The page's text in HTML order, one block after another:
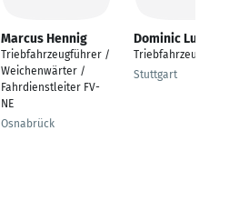
Marcus Hennig
Triebfahrzeugführer /
Weichenwärter /
Fahrdienstleiter FV-
NE
Osnabrück
Dominic Ludwig
Triebfahrzeugführer
Stuttgart